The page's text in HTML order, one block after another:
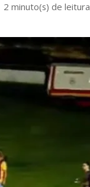
2 minuto(s) de leitura